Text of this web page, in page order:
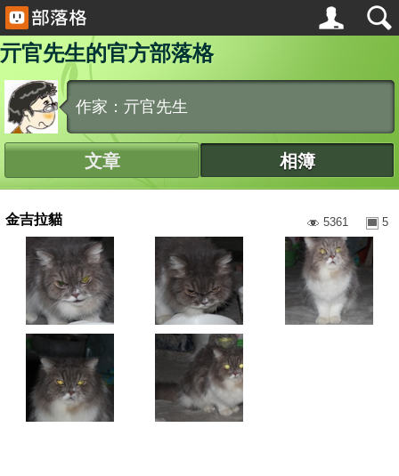
亓官先生的官方部落格
作家：亓官先生
文章 相簿
金吉拉貓 5
5361